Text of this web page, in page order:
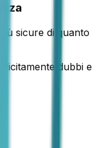
sicure di quanto
dubbi e